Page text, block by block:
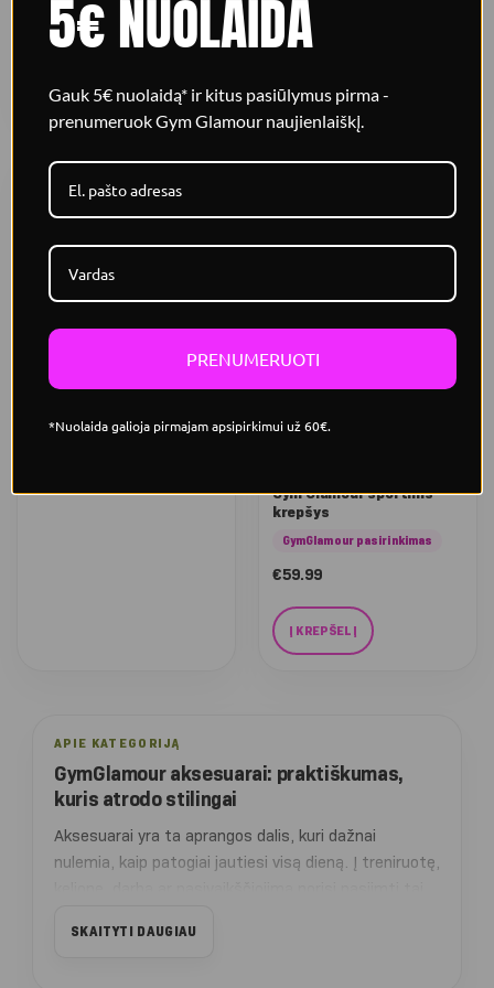
19.99 19.99
NETURIME
AKSESUARAI
Gym Glamour Diamond
sportinis rankinukas
NETURIME
Gym Glamour sportinis
krepšys
GymGlamour pasirinkimas
€59.99
Į KREPŠELĮ
APIE KATEGORIJĄ
GymGlamour aksesuarai: praktiškumas,
kuris atrodo stilingai
Aksesuarai yra ta aprangos dalis, kuri dažnai
nulemia, kaip patogiai jautiesi visą dieną. Į treniruotę,
įvaizdį. GymGlamour aksesuarų kategorijoje rasi
SKAITYTI DAUGIAU
5€ NUOLAIDA
Gauk 5€ nuolaidą* ir kitus pasiūlymus pirma -
prenumeruok Gym Glamour naujienlaiškį.
PRENUMERUOTI
*Nuolaida galioja pirmajam apsipirkimui už 60€.